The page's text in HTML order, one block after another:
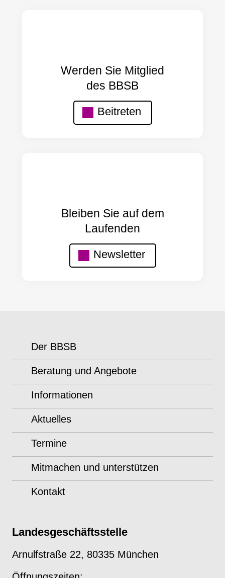
Werden Sie Mitglied
des BBSB
Beitreten
Bleiben Sie auf dem
Laufenden
Newsletter
Der BBSB
Beratung und Angebote
Informationen
Aktuelles
Termine
Mitmachen und unterstützen
Kontakt
Landesgeschäftsstelle
Arnulfstraße 22, 80335 München